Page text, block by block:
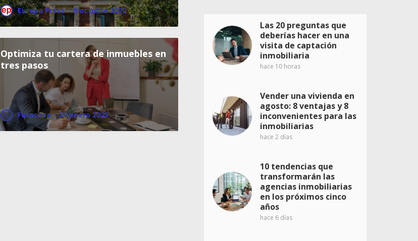
Europa Press · 8 octubre 2020
Optimiza tu cartera de inmuebles en
tres pasos
Fotocasa · 21 enero 2025
Las 20 preguntas que
deberías hacer en una
visita de captación
inmobiliaria
hace 10 horas
Vender una vivienda en
agosto: 8 ventajas y 8
inconvenientes para las
inmobiliarias
hace 2 días
10 tendencias que
transformarán las
agencias inmobiliarias
en los próximos cinco
años
hace 6 días